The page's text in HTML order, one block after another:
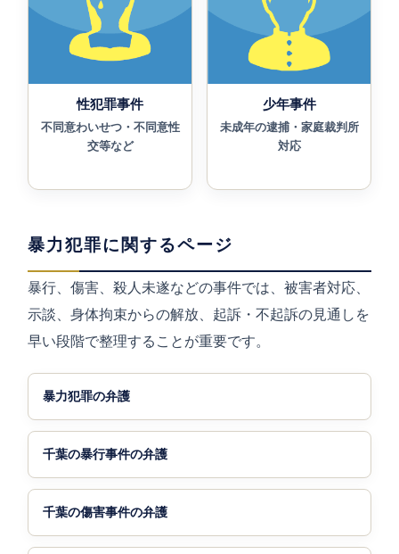
性犯罪事件
不同意わいせつ・不同意性
交等など
少年事件
未成年の逮捕・家庭裁判所
対応
暴力犯罪に関するページ
暴行、傷害、殺人未遂などの事件では、被害者対応、
示談、身体拘束からの解放、起訴・不起訴の見通しを
早い段階で整理することが重要です。
暴力犯罪の弁護
千葉の暴行事件の弁護
千葉の傷害事件の弁護